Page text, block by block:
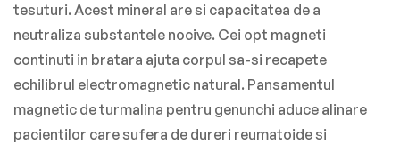
tesuturi. Acest mineral are si capacitatea de a
neutraliza substantele nocive. Cei opt magneti
continuti in bratara ajuta corpul sa-si recapete
echilibrul electromagnetic natural. Pansamentul
magnetic de turmalina pentru genunchi aduce alinare
pacientilor care sufera de dureri reumatoide si